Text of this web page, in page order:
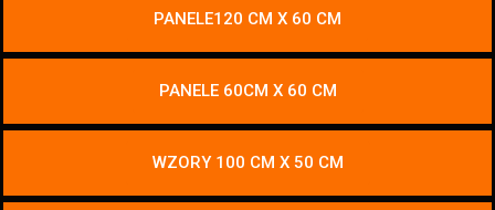
PANELE120 CM X 60 CM
PANELE 60CM X 60 CM
WZORY 100 CM X 50 CM